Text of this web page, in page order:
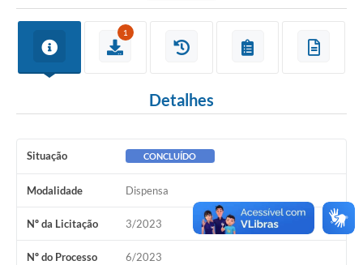
1
Detalhes
Situação CONCLUÍDO
Modalidade Dispensa
Nº da Licitação 3/2023
Nº do Processo 6/2023